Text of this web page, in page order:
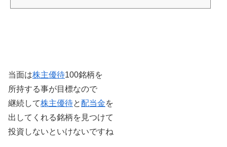
当面は株主優待100銘柄を
所持する事が目標なので
継続して株主優待と配当金を
出してくれる銘柄を見つけて
投資しないといけないですね